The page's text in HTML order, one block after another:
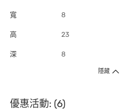
寬 8
高 23
深 8
隱藏
優惠活動: (6)